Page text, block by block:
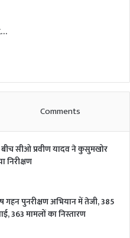
Comments
सीओ प्रवीण यादव ने कुसुमखोर
निरीक्षण
गहन पुनरीक्षण अभियान में तेजी, 385
363 मामलों का निस्तारण